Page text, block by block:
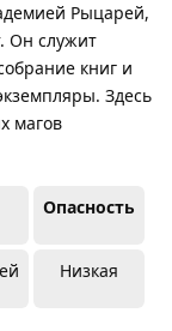
Рыцарей,
Он служит
книг и
Здесь
магов
Опасность
Низкая